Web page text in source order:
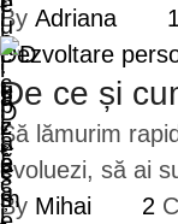
By Adriana
Dezvoltare
De ce și
Să lămurim
evoluezi, să ai
By Mihai 2